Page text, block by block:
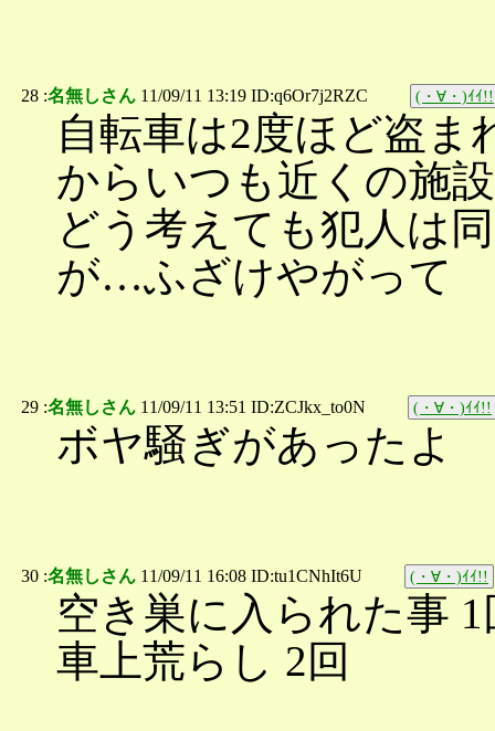
28 :名無しさん 11/09/11 13:19 ID:q6Or7j2RZC (・∀・)ｲｲ!!
自転車は2度ほど盗
からいつも近くの施
どう考えても犯人は
が…ふざけやがって
29 :名無しさん 11/09/11 13:51 ID:ZCJkx_to0N (・∀・)ｲｲ!!
ボヤ騒ぎがあったよ
30 :名無しさん 11/09/11 16:08 ID:tu1CNhIt6U (・∀・)ｲｲ!!
空き巣に入られた事 1
車上荒らし 2回